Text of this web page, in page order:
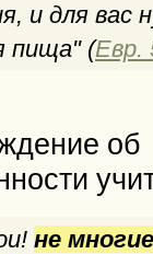
и для вас
пища" (Евр.
об
не